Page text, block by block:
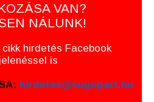
VAN?
NÁLUNK!
cikk hirdetés Facebook
is
hirdetes@sugopart.hu